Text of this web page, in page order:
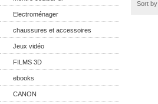
Electroménager
chaussures et accessoires
Jeux vidéo
FILMS 3D
ebooks
CANON
Sort by